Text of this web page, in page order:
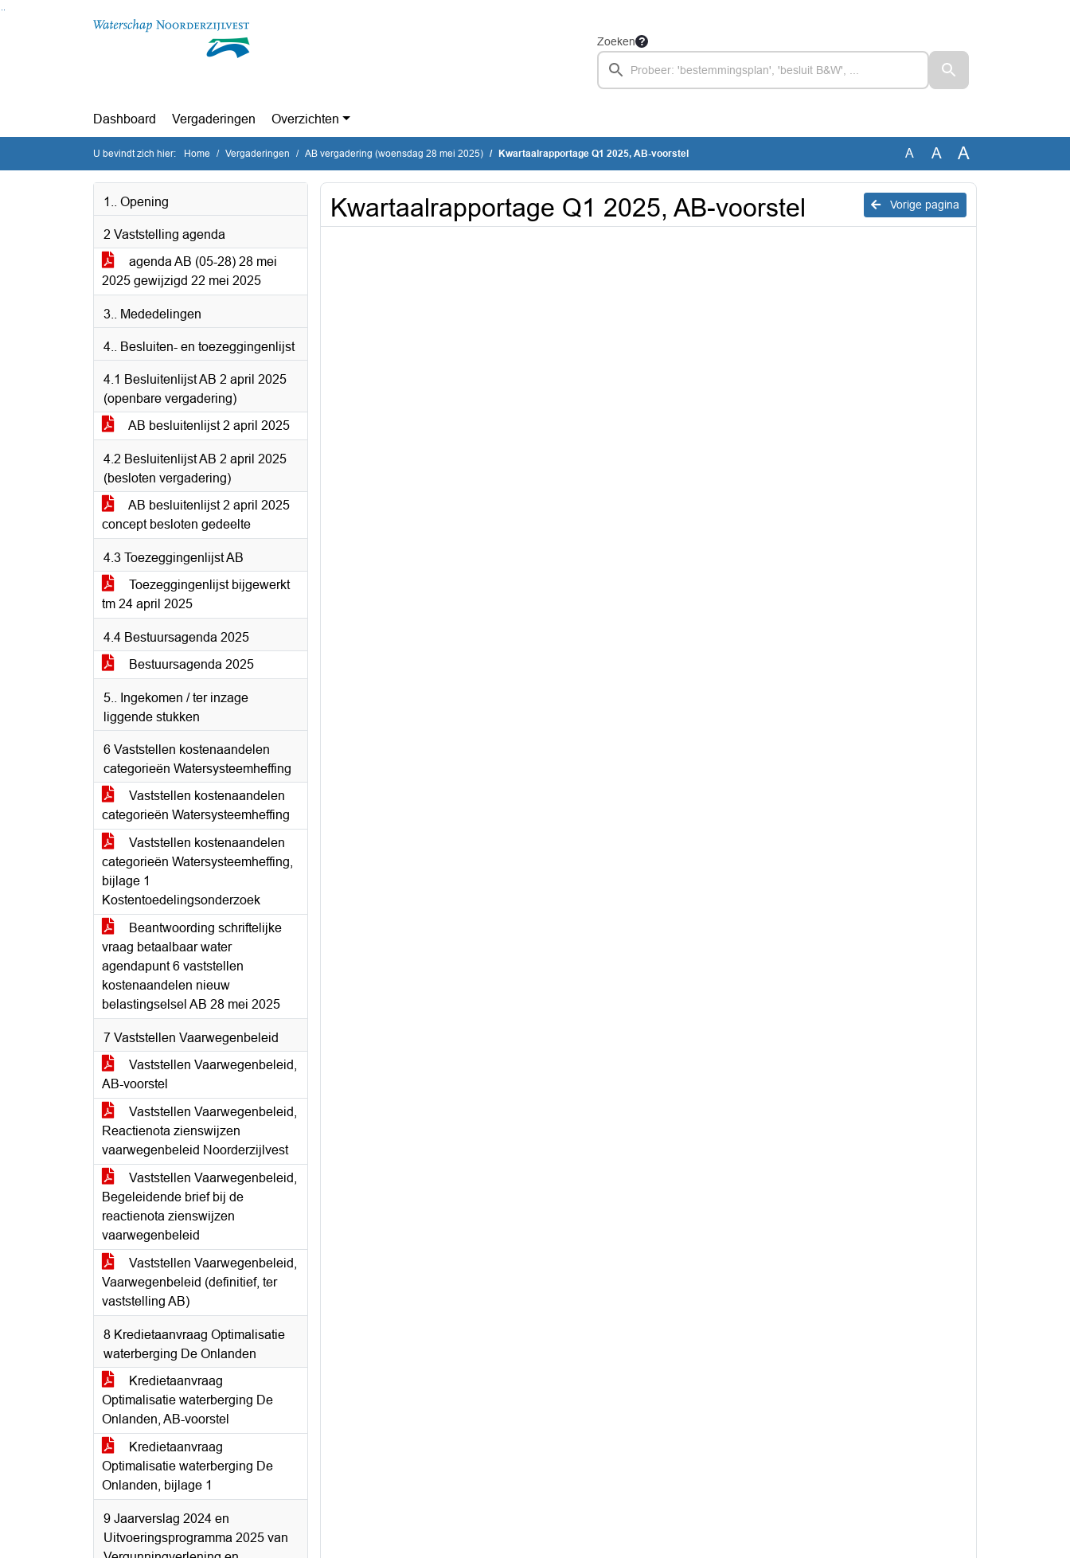
Ga naar de inhoud van deze pagina
Ga naar het zoeken
Ga naar het menu
Zoeken
Dashboard Vergaderingen Overzichten
U bevindt zich hier: Home Vergaderingen AB vergadering (woensdag 28 mei 2025) Kwartaalrapportage Q1 2025, AB-voorstel A A A
1.. Opening
2 Vaststelling agenda
agenda AB (05-28) 28 mei
2025 gewijzigd 22 mei 2025
3.. Mededelingen
4.. Besluiten- en toezeggingenlijst
4.1 Besluitenlijst AB 2 april 2025
(openbare vergadering)
AB besluitenlijst 2 april 2025
4.2 Besluitenlijst AB 2 april 2025
(besloten vergadering)
AB besluitenlijst 2 april 2025
concept besloten gedeelte
4.3 Toezeggingenlijst AB
Toezeggingenlijst bijgewerkt
tm 24 april 2025
4.4 Bestuursagenda 2025
Bestuursagenda 2025
5.. Ingekomen / ter inzage
liggende stukken
6 Vaststellen kostenaandelen
categorieën Watersysteemheffing
Vaststellen kostenaandelen
categorieën Watersysteemheffing
Vaststellen kostenaandelen
categorieën Watersysteemheffing,
bijlage 1
Kostentoedelingsonderzoek
Beantwoording schriftelijke
vraag betaalbaar water
agendapunt 6 vaststellen
kostenaandelen nieuw
belastingselsel AB 28 mei 2025
7 Vaststellen Vaarwegenbeleid
Vaststellen Vaarwegenbeleid,
AB-voorstel
Vaststellen Vaarwegenbeleid,
Reactienota zienswijzen
vaarwegenbeleid Noorderzijlvest
Vaststellen Vaarwegenbeleid,
Begeleidende brief bij de
reactienota zienswijzen
vaarwegenbeleid
Vaststellen Vaarwegenbeleid,
Vaarwegenbeleid (definitief, ter
vaststelling AB)
8 Kredietaanvraag Optimalisatie
waterberging De Onlanden
Kredietaanvraag
Optimalisatie waterberging De
Onlanden, AB-voorstel
Kredietaanvraag
Optimalisatie waterberging De
Onlanden, bijlage 1
9 Jaarverslag 2024 en
Uitvoeringsprogramma 2025 van
Vorige pagina
Kwartaalrapportage Q1 2025, AB-voorstel